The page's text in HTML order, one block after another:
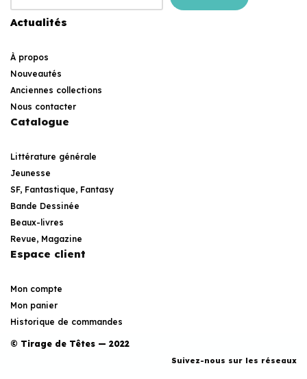
Actualités
À propos
Nouveautés
Anciennes collections
Nous contacter
Catalogue
Littérature générale
Jeunesse
SF, Fantastique, Fantasy
Bande Dessinée
Beaux-livres
Revue, Magazine
Espace client
Mon compte
Mon panier
Historique de commandes
© Tirage de Têtes — 2022
Suivez-nous sur les réseaux